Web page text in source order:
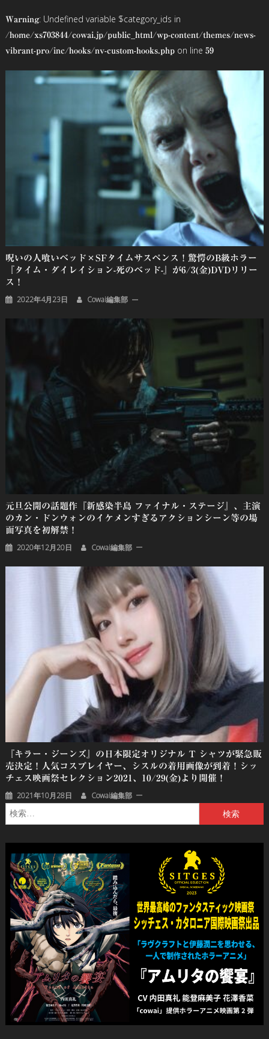
ゲ
ー
Warning: Undefined variable $category_ids in
/home/xs703844/cowai.jp/public_html/wp-content/themes/news-
vibrant-pro/inc/hooks/nv-custom-hooks.phpon line 59
呪いの人喰いベッド×SFタイムサスペンス！驚愕のB級ホラー
『タイム・ダイレイション-死のベッド-』が6/3(金)DVDリリー
ス！
2022年4月23日 Cowai編集部
元旦公開の話題作『新感染半島 ファイナル・ステージ』、主演
のカン・ドンウォンのイケメンすぎるアクションシーン等の場
面写真を初解禁！
2020年12月20日 Cowai編集部
『キラー・ジーンズ』の日本限定オリジナル T シャツが緊急販
売決定！人気コスプレイヤー、シスルの着用画像が到着！シッ
チェス映画祭セレクション2021、10/29(金)より開催！
2021年10月28日 Cowai編集部
索: